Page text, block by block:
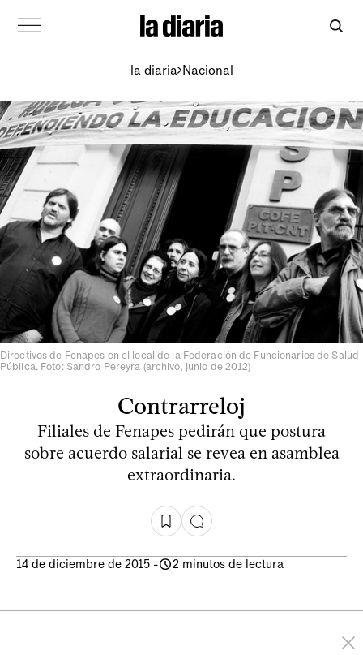
la diaria Nacional
Directivos de Fenapes en el local de la Federación de Funcionarios de Salud
Pública. Foto: Sandro Pereyra (archivo, junio de 2012)
Contrarreloj
Filiales de Fenapes pedirán que postura
sobre acuerdo salarial se revea en asamblea
extraordinaria.
14 de diciembre de 2015 - 2 minutos de lectura